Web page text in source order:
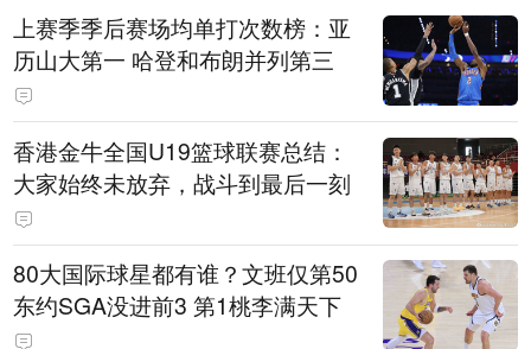
上赛季季后赛场均单打次数榜：亚
历山大第一 哈登和布朗并列第三
香港金牛全国U19篮球联赛总结：
大家始终未放弃，战斗到最后一刻
80大国际球星都有谁？文班仅第50
东约SGA没进前3 第1桃李满天下